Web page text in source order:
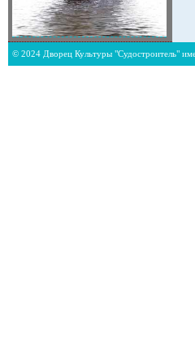
© 2024 Дворец Культуры "Судостроитель"